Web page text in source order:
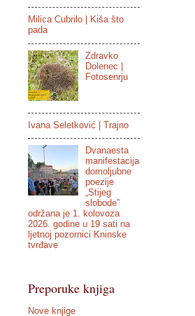
Milica Cubrilo | Kiša što
pada
Zdravko
Dolenec |
Fotosenrju
Ivana Seletković | Trajno
Dvanaesta
manifestacija
domoljubne
poezije
„Stijeg
slobode”
održana je 1. kolovoza
2026. godine u 19 sati na
ljetnoj pozornici Kninske
tvrđave
Preporuke knjiga
Nove knjige